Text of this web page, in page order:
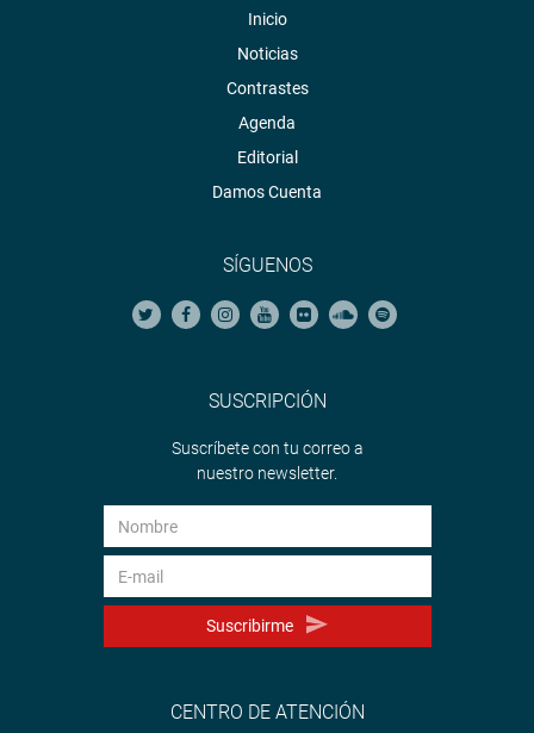
Inicio
Noticias
Contrastes
Agenda
Editorial
Damos Cuenta
SÍGUENOS
SUSCRIPCIÓN
Suscríbete con tu correo a
nuestro newsletter.
Suscribirme
CENTRO DE ATENCIÓN